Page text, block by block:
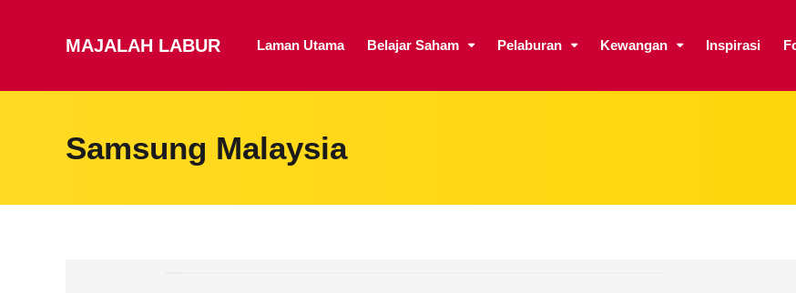
MAJALAH LABUR Laman Utama Belajar Saham Pelaburan Kewangan Inspirasi
Samsung Malaysia